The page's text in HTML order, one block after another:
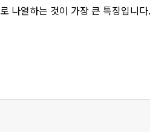
나열하는 것이 가장 큰 특징입니다.